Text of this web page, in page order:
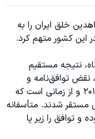
خلق ایران را به
این کشور متهم کرد.
نتیجه مستقیم
نقض توافق‌نامه و
تعهدات گروه مجاهدین از سال ۲۰۱۴ و از زمانی است که
مستقر شدند. متأسفانه
و توافق را زیر پا